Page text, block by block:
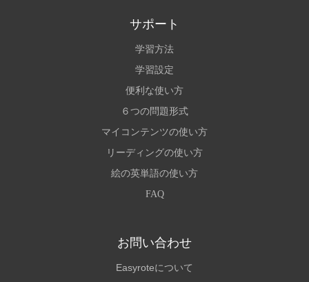
サポート
学習方法
学習設定
便利な使い方
６つの問題形式
マイコンテンツの使い方
リーディングの使い方
絵の英単語の使い方
FAQ
お問い合わせ
Easyroteについて